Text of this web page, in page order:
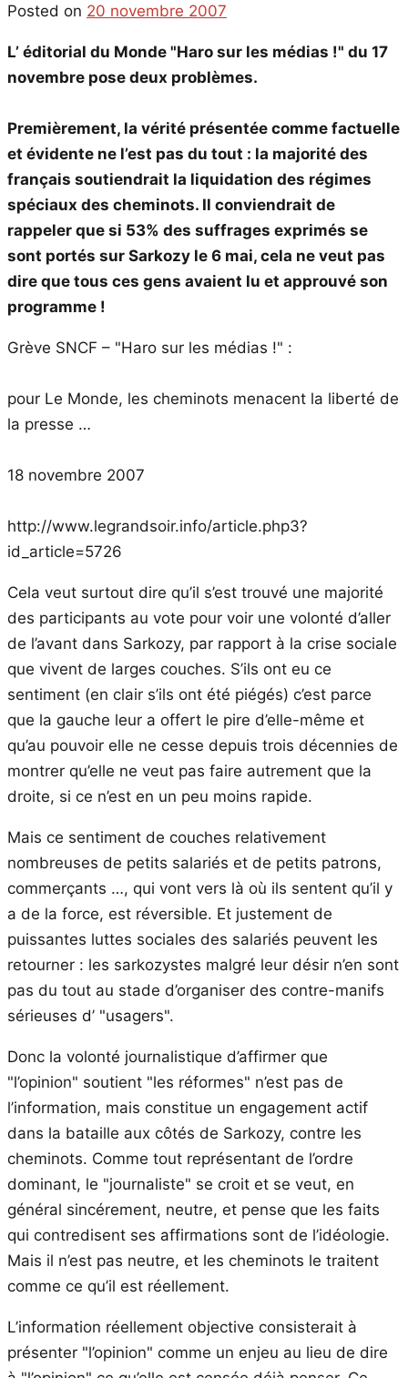
Posted on 20 novembre 2007
L’ éditorial du Monde "Haro sur les médias !" du 17
novembre pose deux problèmes.
Premièrement, la vérité présentée comme factuelle
et évidente ne l’est pas du tout : la majorité des
français soutiendrait la liquidation des régimes
spéciaux des cheminots. Il conviendrait de
rappeler que si 53% des suffrages exprimés se
sont portés sur Sarkozy le 6 mai, cela ne veut pas
dire que tous ces gens avaient lu et approuvé son
programme !
Grève SNCF – "Haro sur les médias !" :
pour Le Monde, les cheminots menacent la liberté de
la presse …
18 novembre 2007
http://www.legrandsoir.info/article.php3?
id_article=5726
Cela veut surtout dire qu’il s’est trouvé une majorité
des participants au vote pour voir une volonté d’aller
de l’avant dans Sarkozy, par rapport à la crise sociale
que vivent de larges couches. S’ils ont eu ce
sentiment (en clair s’ils ont été piégés) c’est parce
que la gauche leur a offert le pire d’elle-même et
qu’au pouvoir elle ne cesse depuis trois décennies de
montrer qu’elle ne veut pas faire autrement que la
droite, si ce n’est en un peu moins rapide.
Mais ce sentiment de couches relativement
nombreuses de petits salariés et de petits patrons,
commerçants …, qui vont vers là où ils sentent qu’il y
a de la force, est réversible. Et justement de
puissantes luttes sociales des salariés peuvent les
retourner : les sarkozystes malgré leur désir n’en sont
pas du tout au stade d’organiser des contre-manifs
sérieuses d’ "usagers".
Donc la volonté journalistique d’affirmer que
"l’opinion" soutient "les réformes" n’est pas de
l’information, mais constitue un engagement actif
dans la bataille aux côtés de Sarkozy, contre les
cheminots. Comme tout représentant de l’ordre
dominant, le "journaliste" se croit et se veut, en
général sincérement, neutre, et pense que les faits
qui contredisent ses affirmations sont de l’idéologie.
Mais il n’est pas neutre, et les cheminots le traitent
comme ce qu’il est réellement.
L’information réellement objective consisterait à
présenter "l’opinion" comme un enjeu au lieu de dire